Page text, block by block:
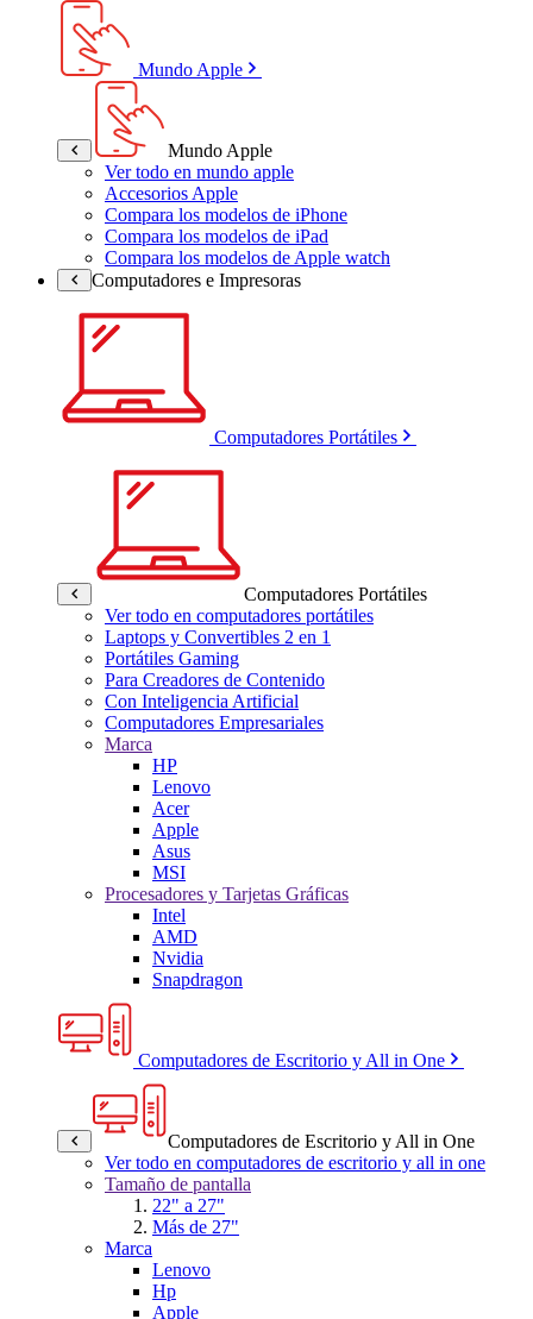
Mundo Apple
Mundo Apple
Ver todo en mundo apple
Accesorios Apple
Compara los modelos de iPhone
Compara los modelos de iPad
Compara los modelos de Apple watch
Computadores e Impresoras
Computadores Portátiles
Computadores Portátiles
Ver todo en computadores portátiles
Laptops y Convertibles 2 en 1
Portátiles Gaming
Para Creadores de Contenido
Con Inteligencia Artificial
Computadores Empresariales
Marca
HP
Lenovo
Acer
Apple
Asus
MSI
Procesadores y Tarjetas Gráficas
Intel
AMD
Nvidia
Snapdragon
Computadores de Escritorio y All in One
Computadores de Escritorio y All in One
Ver todo en computadores de escritorio y all in one
Tamaño de pantalla
22" a 27"
Más de 27"
Marca
Lenovo
Hp
Apple